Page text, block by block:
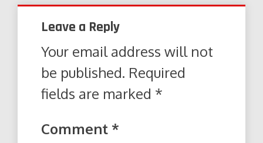
Leave a Reply
Your email address will not
be published. Required
fields are marked *
Comment *